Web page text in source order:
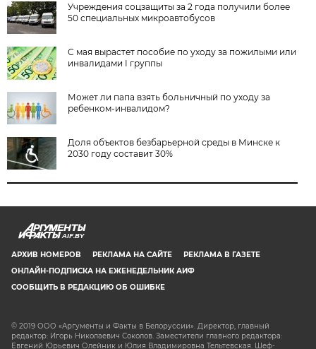
Учреждения соцзащиты за 2 года получили более
50 специальных микроавтобусов
С мая вырастет пособие по уходу за пожилыми или
инвалидами I группы
Может ли папа взять больничный по уходу за
ребенком-инвалидом?
Доля объектов безбарьерной среды в Минске к
2030 году составит 30%
AIF.BY
АРХИВ НОМЕРОВ РЕКЛАМА НА САЙТЕ
РЕКЛАМА В ГАЗЕТЕ
ОНЛАЙН-ПОДПИСКА НА ЕЖЕНЕДЕЛЬНИК АИФ
СООБЩИТЬ В РЕДАКЦИЮ ОБ ОШИБКЕ
© 2019 ООО «Аргументы и Факты в Белоруссии». Директор, главный
редактор: Игорь Николаевич Соколов. Заместители главного редактора:
Евгений Юрьевич Олейник и Юлия Владимировна Тельтевская. Шеф-